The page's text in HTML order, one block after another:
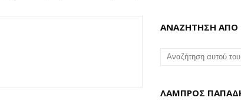
ΑΝΑΖΗΤΗΣΗ ΑΠΟ
ΛΑΜΠΡΟΣ